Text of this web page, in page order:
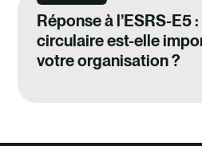
Réponse à l’ESRS-E5
circulaire est-elle
votre organisation ?